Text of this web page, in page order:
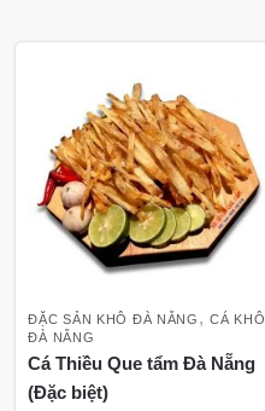
ĐẶC SẢN KHÔ ĐÀ NẴNG ,CÁ KHÔ
ĐÀ NẴNG
Cá Thiều Que tẩm Đà Nẵng
(Đặc biệt)